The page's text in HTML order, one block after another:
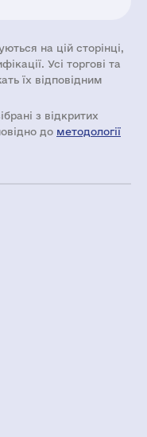
на цій сторінці,
Усі торгові та
їх відповідним
з відкритих
до методології